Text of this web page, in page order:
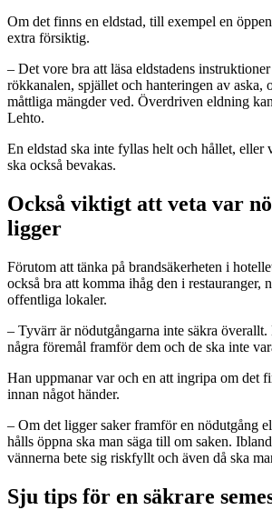
Om det finns en eldstad, till exempel en
extra försiktig.
– Det vore bra att läsa eldstadens
rökkanalen, spjället och hanteringen av aska,
måttliga mängder ved. Överdriven eldning
Lehto.
En eldstad ska inte fyllas helt och hållet, eller
ska också bevakas.
Också viktigt att veta var
ligger
Förutom att tänka på brandsäkerheten i
också bra att komma ihåg den i restauranger,
offentliga lokaler.
– Tyvärr är nödutgångarna inte säkra
några föremål framför dem och de ska inte
Han uppmanar var och en att ingripa om det
innan något händer.
– Om det ligger saker framför en nödutgång
hålls öppna ska man säga till om saken.
vännerna bete sig riskfyllt och även då ska
Sju tips för en säkrare